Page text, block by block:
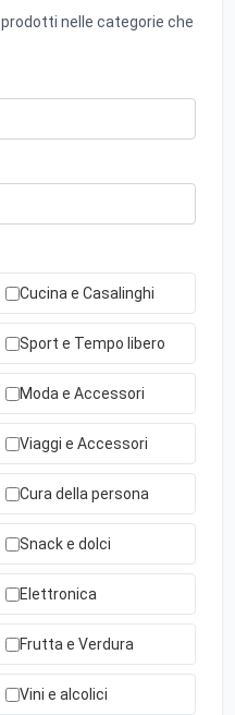
nelle categorie che
Cucina e Casalinghi
Sport e Tempo libero
Moda e Accessori
Viaggi e Accessori
Cura della persona
Snack e dolci
Elettronica
Frutta e Verdura
Vini e alcolici